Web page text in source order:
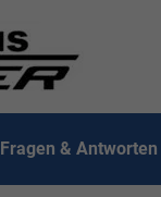
Fragen & Antworten